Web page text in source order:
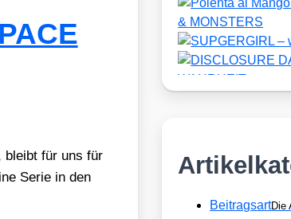
für uns für
Serie in den
BeitragsartDie